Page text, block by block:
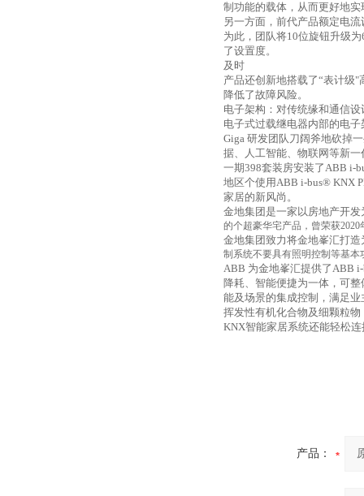
制功能的载体，从而更好地
另一方面，前代产品额定电
为此，团队将10位旋钮升级为
了设置度。
及时
产品还创新地搭载了“表计级
降低了故障风险。
电子架构：对传统缘和通信设
电子式过载继电器内部的电
Giga 研发团队刀阔斧地砍掉
据、人工智能、物联网等新
一期398套装房安装了ABB i-
地区个使用ABB i-bus® KNX
家居的新风尚。
金地集团是一家以房地产开
的个超豪华宅产品，曾荣获2020
金地集团致力将金地峯汇打
制系统不要具有照明控制等基
ABB 为金地峯汇提供了ABB
降耗、智能便捷为一体，可
能及场景的集成控制，满足
挥发性有机化合物及细颗粒物
KNX智能家居系统还能轻松
产品：